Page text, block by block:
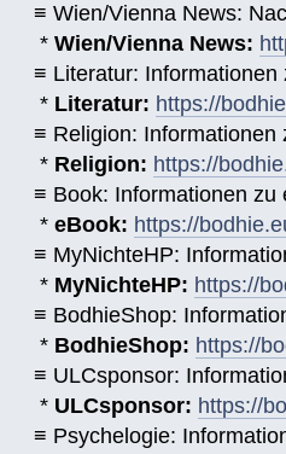
≡ Wien/Vienna News:
*Wien/Vienna News:
≡ Literatur:
* Literatur: https://
≡ Religion: Informationen
* Religion: https://
≡ Book: Informationen zu
*eBook: https://
≡ MyNichteHP:
* MyNichteHP: https://
≡ BodhieShop:
* BodhieShop: https://
≡ ULCsponsor:
* ULCsponsor: https://
≡ Psychelogie: